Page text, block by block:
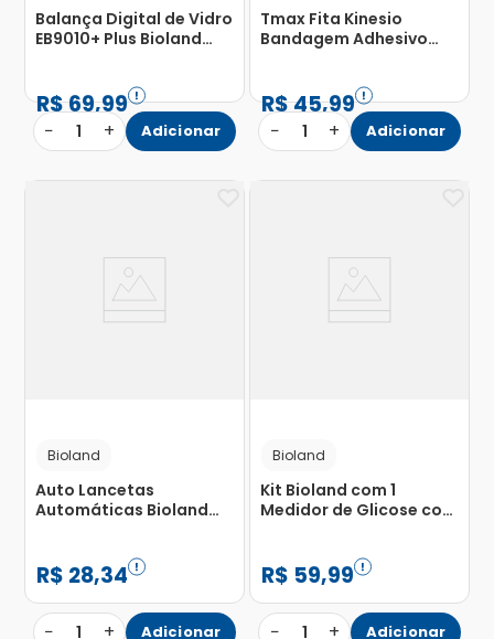
Balança Digital de Vidro
EB9010+ Plus Bioland
R$69,99
− 1 + Adicionar
Tmax Fita Kinesio
Bandagem Adhesivo
R$45,99
− 1 + Adicionar
Bioland
Auto Lancetas
Automáticas Bioland
R$ 28,34
− 1 + Adicionar
Bioland
Kit Bioland com 1
Medidor de Glicose com
R$ 59,99
− 1 + Adicionar